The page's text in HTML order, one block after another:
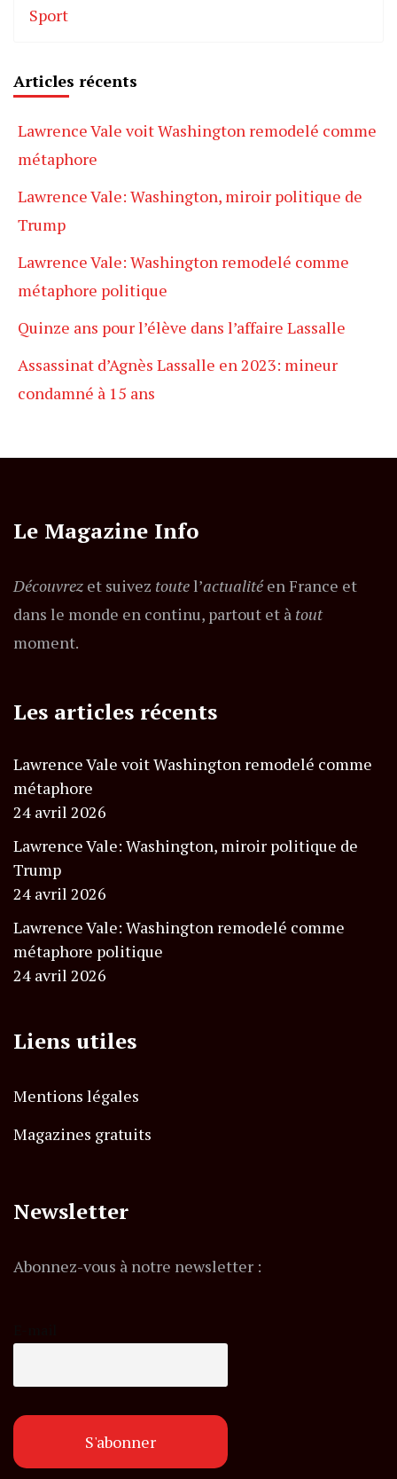
Sport
Articles récents
Lawrence Vale voit Washington remodelé comme
métaphore
Lawrence Vale: Washington, miroir politique de
Trump
Lawrence Vale: Washington remodelé comme
métaphore politique
Quinze ans pour l’élève dans l’affaire Lassalle
Assassinat d’Agnès Lassalle en 2023: mineur
condamné à 15 ans
Le Magazine Info
Découvrez et suivez toutel’actualitéen France et
dans le monde en continu, partout et à tout
moment.
Les articles récents
Lawrence Vale voit Washington remodelé comme
métaphore
24 avril 2026
Lawrence Vale: Washington, miroir politique de
Trump
24 avril 2026
Lawrence Vale: Washington remodelé comme
métaphore politique
24 avril 2026
Liens utiles
Mentions légales
Magazines gratuits
Newsletter
Abonnez-vous à notre newsletter :